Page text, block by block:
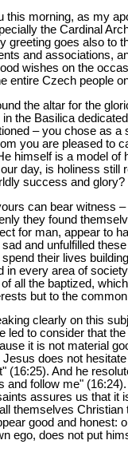
this morning, as my
the Cardinal
greeting goes also to
and associations,
wishes on the
entire Czech people
the altar for the
the Basilica
– you chose as
you are pleased to
himself is a model
day, is holiness
success and
can bear witness
they found
for man, appear to
and unfulfilled
their lives
in every area of
all the baptized,
but to the
clearly on this
led to consider that
it is not material
does not
(16:25). And he
follow me"
assures us that
themselves
good and honest:
ego, does not put